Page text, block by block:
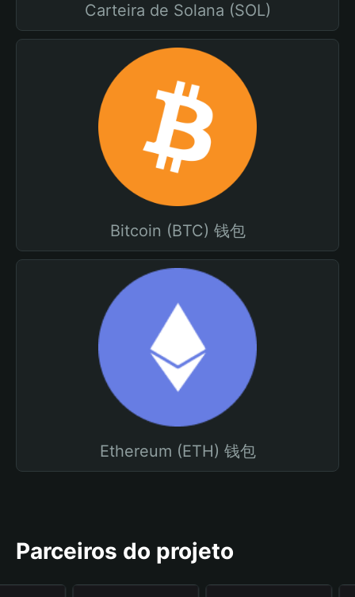
Carteira de Solana (SOL)
Bitcoin (BTC) 钱包
Ethereum (ETH) 钱包
Parceiros do projeto